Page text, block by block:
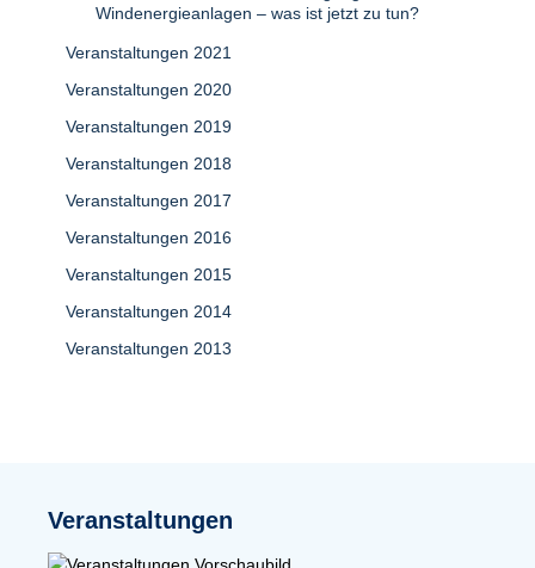
Windenergieanlagen – was ist jetzt zu tun?
Veranstaltungen 2021
Veranstaltungen 2020
Veranstaltungen 2019
Veranstaltungen 2018
Veranstaltungen 2017
Veranstaltungen 2016
Veranstaltungen 2015
Veranstaltungen 2014
Veranstaltungen 2013
Veranstaltungen